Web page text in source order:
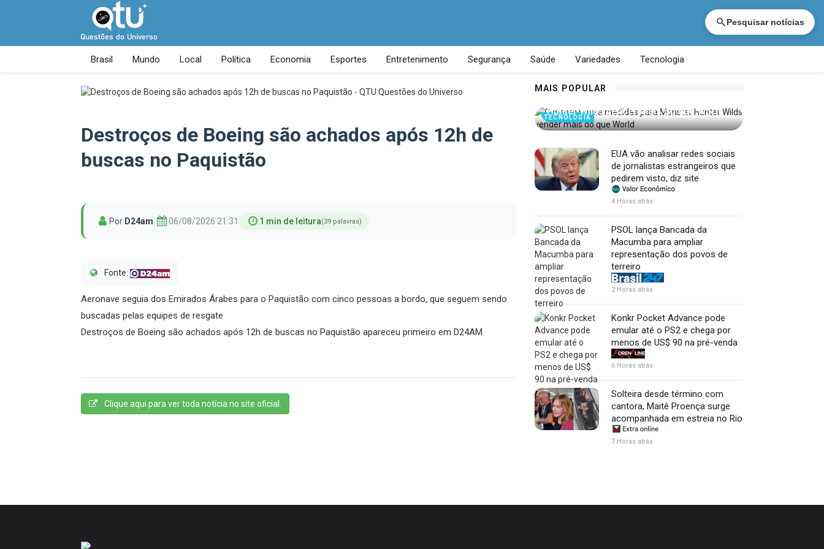
Pesquisar notícias
Brasil Mundo Local Política Economia Esportes Entretenimento Segurança Saúde Variedades Tecnologia
Destroços de Boeing são achados após 12h de
buscas no Paquistão
Por D24am 06/08/2026 21:31 1 min de leitura(39 palavras)
Fonte:
Aeronave seguia dos Emirados Árabes para o Paquistão com cinco pessoas a bordo, que seguem sendo
buscadas pelas equipes de resgate
Destroços de Boeing são achados após 12h de buscas no Paquistão apareceu primeiro em D24AM.
Clique aqui para ver toda notícia no site oficial.
MAIS POPULAR
TECNOLOGIA
Hunter Wilds vender mais do que World
EUA vão analisar redes sociais
de jornalistas estrangeiros que
pedirem visto, diz site
4 Horas atrás
PSOL lança Bancada da
Macumba para ampliar
representação dos povos de
terreiro
2 Horas atrás
Konkr Pocket Advance pode
emular até o PS2 e chega por
menos de US$ 90 na pré-venda
6 Horas atrás
Solteira desde término com
cantora, Maitê Proença surge
acompanhada em estreia no Rio
7 Horas atrás